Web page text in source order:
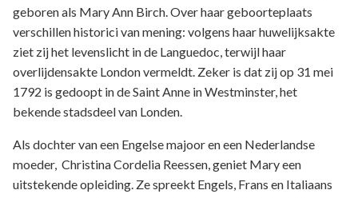
geboren als Mary Ann Birch. Over haar geboorteplaats
verschillen historici van mening: volgens haar huwelijksakte
ziet zij het levenslicht in de Languedoc, terwijl haar
overlijdensakte London vermeldt. Zeker is dat zij op 31 mei
1792 is gedoopt in de Saint Anne in Westminster, het
bekende stadsdeel van Londen.
Als dochter van een Engelse majoor en een Nederlandse
moeder, Christina Cordelia Reessen, geniet Mary een
uitstekende opleiding. Ze spreekt Engels, Frans en Italiaans